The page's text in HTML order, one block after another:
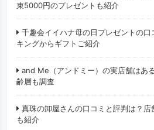
束5000円のプレゼントも紹介
千趣会イイハナ母の日プレゼントの口
キングからギフトご紹介
and Me（アンドミー）の実店舗はあ
齢層も調査
真珠の卸屋さんの口コミと評判は？店
も紹介